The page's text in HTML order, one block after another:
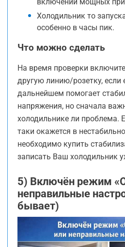
Холодильник то
особенно в часы пик.
Что можно сделать
На время проверки
другую линию/розетку, если
дальнейшем помогает
напряжения, но сначала
холодильнике ли проблема.
таки окажется в
необходимо купить
записать Ваш холодильник
5) Включён режим
неправильные
бывает)